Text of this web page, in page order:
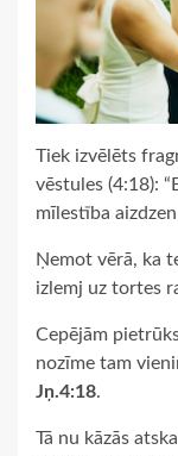
Tiek izvēlēts
vēstules (4:18):
mīlestība aizdzen
Ņemot vērā, ka
izlemj uz tortes
Cepējām
nozīme tam
Jņ.4:18.
Tā nu kāzās